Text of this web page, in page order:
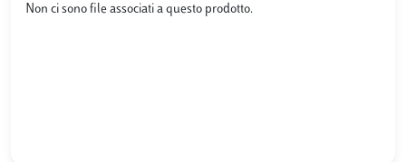
Non ci sono file associati a questo prodotto.